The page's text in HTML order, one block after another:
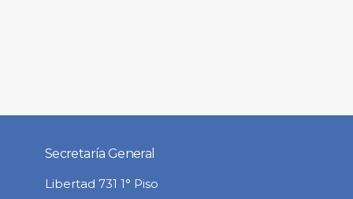
Secretaría General
Libertad 731 1° Piso